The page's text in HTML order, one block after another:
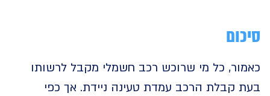
כל מי שרוכש רכב חשמלי מקבל לרשותו
קבלת הרכב עמדת טעינה ניידת. אך כפי